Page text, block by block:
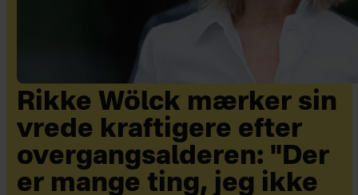
Rikke Wölck mærker sin
vrede kraftigere efter
overgangsalderen: "Der
er mange ting, jeg ikke